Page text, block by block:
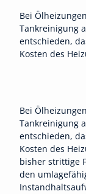
Bei
Tankreinigung
entschieden,
Kosten des
Bei
Tankreinigung
entschieden,
Kosten des
bisher strittige
den